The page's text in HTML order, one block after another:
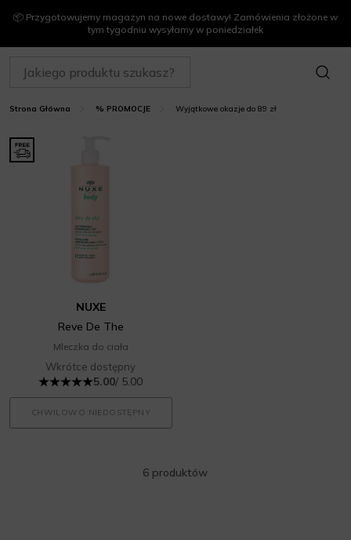
📦 Przygotowujemy magazyn na nowe dostawy! Zamówienia złożone w
tym tygodniu wysyłamy w poniedziałek
SZUKAJ
Strona Główna % PROMOCJE Wyjątkowe okazje do 89 zł
NUXE
Reve De The
Mleczka do ciała
Wkrótce dostępny
5.00/ 5.00
CHWILOWO NIEDOSTĘPNY
6 produktów